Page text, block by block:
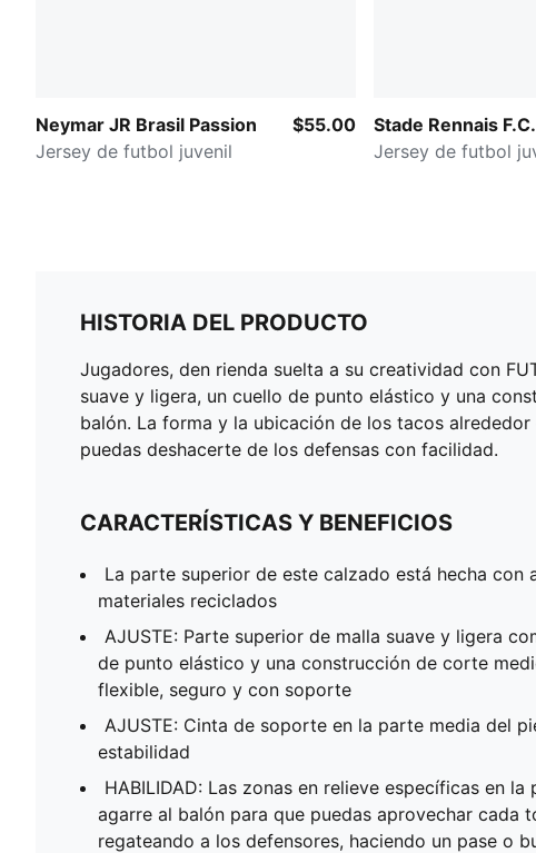
Neymar JR Brasil Passion
Jersey de futbol juvenil
$55.00
Stade Rennais
Jersey de futbol
HISTORIA DEL PRODUCTO
Jugadores, den rienda suelta a su creatividad con
suave y ligera, un cuello de punto elástico y una
balón. La forma y la ubicación de los tacos
puedas deshacerte de los defensas con facilidad.
CARACTERÍSTICAS Y BENEFICIOS
La parte superior de este calzado está hecha con
materiales reciclados
AJUSTE: Parte superior de malla suave y ligera
de punto elástico y una construcción de corte
flexible, seguro y con soporte
AJUSTE: Cinta de soporte en la parte media del
estabilidad
HABILIDAD: Las zonas en relieve específicas en
agarre al balón para que puedas aprovechar cada
regateando a los defensores, haciendo un pase o